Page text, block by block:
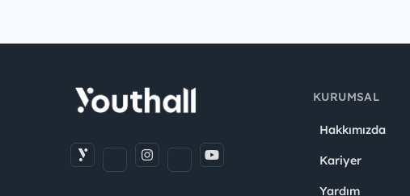
KURUMSAL
Hakkımızda
Kariyer
Yardım